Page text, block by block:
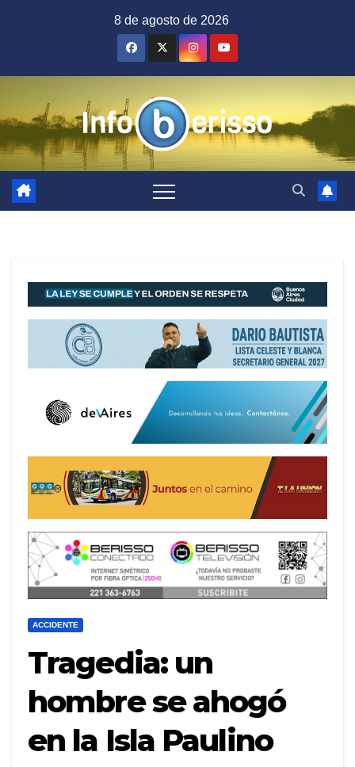
8 de agosto de 2026
ACCIDENTE
Tragedia: un
hombre se ahogó
en la Isla Paulino